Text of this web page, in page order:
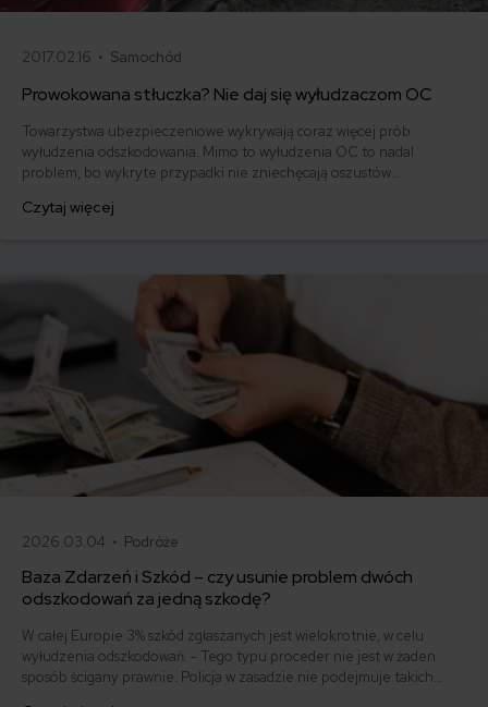
2017.02.16 • Samochód
Prowokowana stłuczka? Nie daj się wyłudzaczom OC
Towarzystwa ubezpieczeniowe wykrywają coraz więcej prób
wyłudzenia odszkodowania. Mimo to wyłudzenia OC to nadal
problem, bo wykryte przypadki nie zniechęcają oszustów
lat zajmujący się rynkiem ubezpieczeniowym i finansowym.
Czytaj więcej
2026.03.04 • Podróże
Baza Zdarzeń i Szkód – czy usunie problem dwóch
odszkodowań za jedną szkodę?
W całej Europie 3% szkód zgłaszanych jest wielokrotnie, w celu
wyłudzenia odszkodowań. - Tego typu proceder nie jest w żaden
sposób ścigany prawnie. Policja w zasadzie nie podejmuje takich